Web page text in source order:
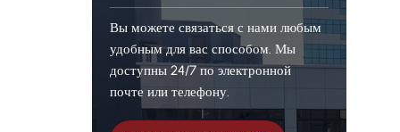
Вы можете связаться с нами любым
удобным для вас способом. Мы
доступны 24/7 по электронной
почте или телефону.